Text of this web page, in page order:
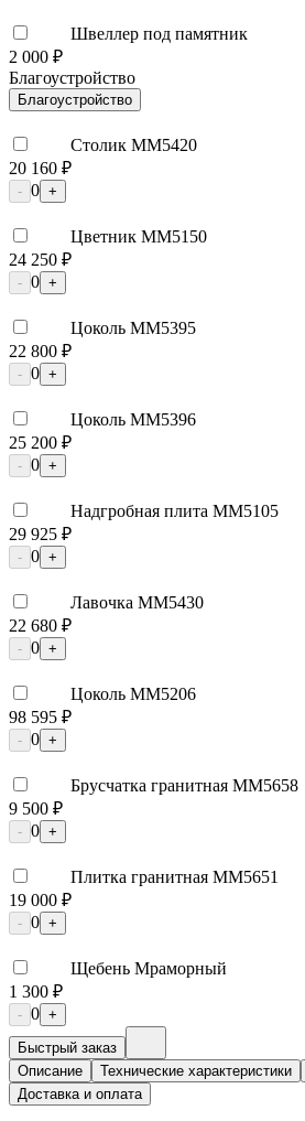
Швеллер под памятник
2 000 ₽
Благоустройство
Благоустройство
Столик ММ5420
20 160 ₽
- 0 +
Цветник ММ5150
24 250 ₽
- 0 +
Цоколь ММ5395
22 800 ₽
- 0 +
Цоколь ММ5396
25 200 ₽
- 0 +
Надгробная плита ММ5105
29 925 ₽
- 0 +
Лавочка ММ5430
22 680 ₽
- 0 +
Цоколь ММ5206
98 595 ₽
- 0 +
Брусчатка гранитная ММ5658
9 500 ₽
- 0 +
Плитка гранитная ММ5651
19 000 ₽
- 0 +
Щебень Мраморный
1 300 ₽
- 0 +
Быстрый заказ
Описание
Технические характеристики
Доставка и оплата